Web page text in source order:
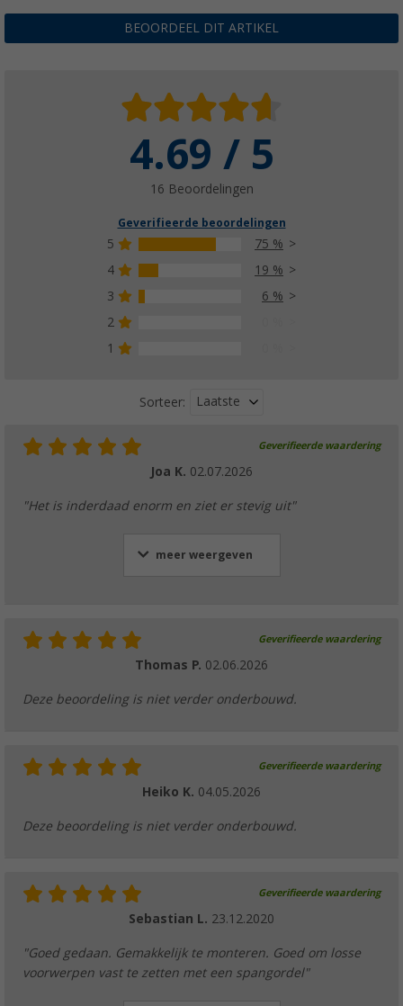
BEOORDEEL DIT ARTIKEL
4.69 / 5
16 Beoordelingen
Geverifieerde beoordelingen
5
75 %
4
19 %
3
6 %
2
1
Sorteer: Laatste
Geverifieerde waardering
Joa K. 02.07.2026
"Het is inderdaad enorm en ziet er stevig uit"
meer weergeven
Geverifieerde waardering
Thomas P. 02.06.2026
Deze beoordeling is niet verder onderbouwd.
Geverifieerde waardering
Heiko K. 04.05.2026
Deze beoordeling is niet verder onderbouwd.
Geverifieerde waardering
Sebastian L. 23.12.2020
"Goed gedaan. Gemakkelijk te monteren. Goed om losse
voorwerpen vast te zetten met een spangordel"